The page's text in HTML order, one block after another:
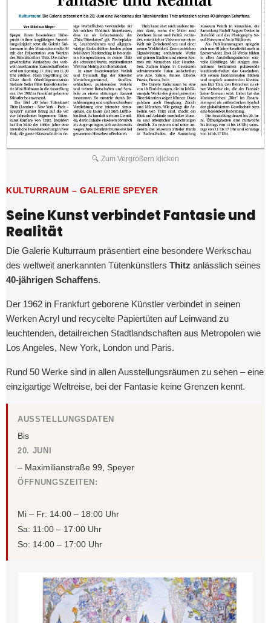
🔍 Zum Vergrößern klicken
KULTURRAUM – GALERIE SPEYER
Seine Kunst verbindet Fantasie und
Realität
Die Galerie Kulturraum präsentiert eine besondere Werkschau
des weltweit anerkannten Tütenkünstlers Thitz anlässlich seines
40-jährigen Schaffens.
Der 1962 in Frankfurt geborene Künstler verbindet in seinen
Werken Acryl und recycelte Papiertüten auf Leinwand zu
leuchtenden, detailreichen Stadtlandschaften aus Metropolen wie
Los Angeles, New York, London und Paris.
Rund 50 Werke sind in allen Ausstellungsräumen zu sehen – eine
einzigartige Weltreise, bei der Fantasie keine Grenzen kennt.
AUSSTELLUNGSDATEN
Bis
20. JUNI
– Maximilianstraße 99, Speyer
ÖFFNUNGSZEITEN:
Mi – Fr: 14:00 – 18:00 Uhr
Sa: 11:00 – 17:00 Uhr
So: 14:00 – 17:00 Uhr